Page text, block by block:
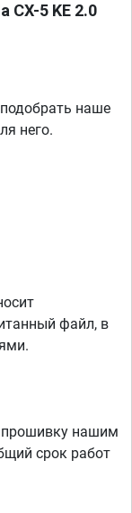
CX-5 KE 2.0
наше
него.
файл, в
нашим
срок работ